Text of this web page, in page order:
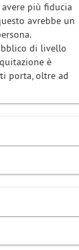
più fiducia
avrebbe un
di livello
è
porta, oltre ad